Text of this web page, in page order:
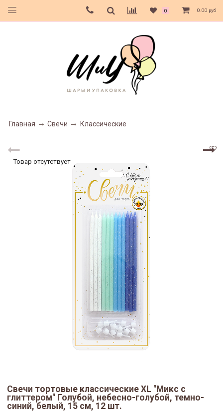
0 0.00 руб
Главная Свечи Классические
Товар отсутствует
Свечи тортовые классические XL "Микс с
глиттером" Голубой, небесно-голубой, темно-
синий, белый, 15 см, 12 шт.